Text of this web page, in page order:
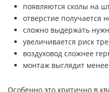
появляются сколы на
отверстие получается
сложно выдержать
увеличивается риск
воздуховод сложнее
монтаж выглядит менее
Особенно это критично в